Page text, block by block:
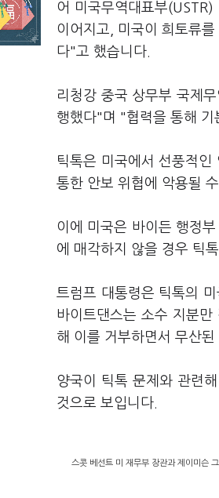
어 미국무역대표부
이어지고, 미국이 희토류
다"고 했습니다.
리청강 중국 상무부 국제
행했다"며 "협력을 통해 기
틱톡은 미국에서 선풍적
통한 안보 위협에 악용될
이에 미국은 바이든 행정
에 매각하지 않을 경우 틱
트럼프 대통령은 틱톡의
바이트댄스는 소수 지분
해 이를 거부하면서 무산
양국이 틱톡 문제와 관련
것으로 보입니다.
스콧 베선트 미 재무부 장관과 제이미슨